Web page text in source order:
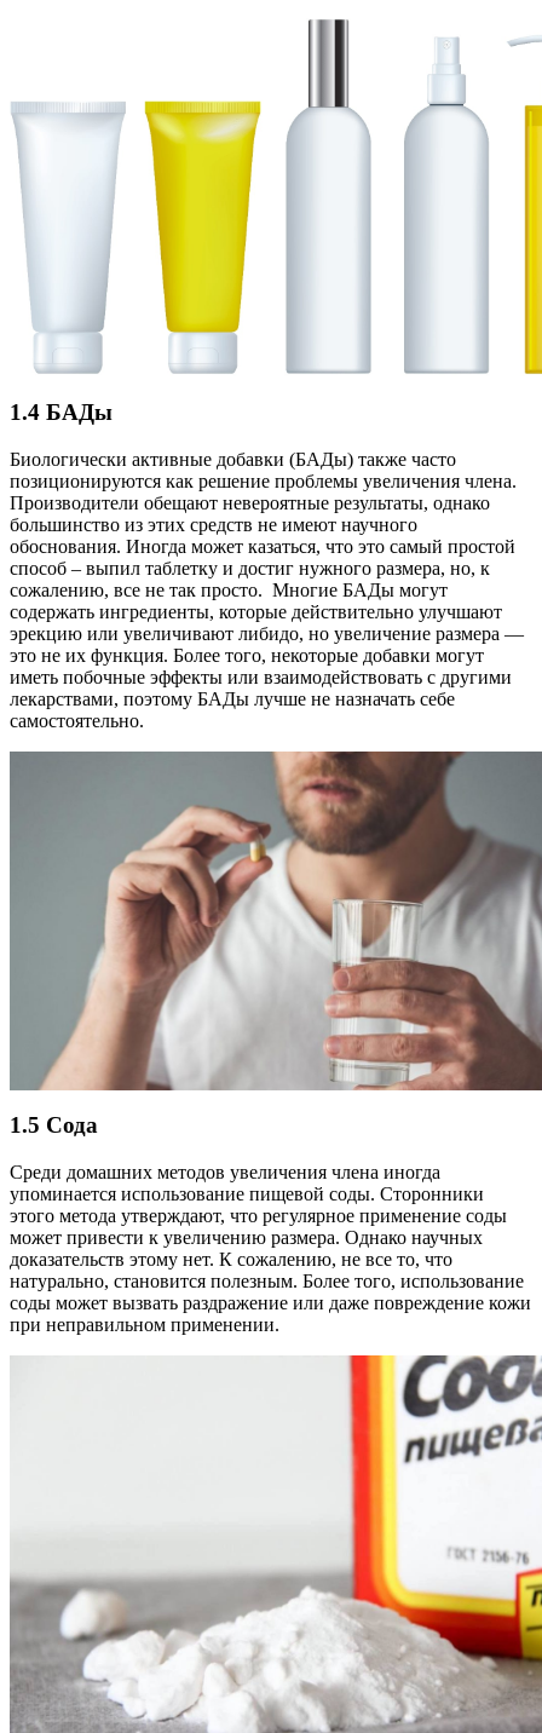
1.4 БАДы
Биологически активные добавки (БАДы) также часто
позиционируются как решение проблемы увеличения члена.
Производители обещают невероятные результаты, однако
большинство из этих средств не имеют научного
обоснования. Иногда может казаться, что это самый простой
способ – выпил таблетку и достиг нужного размера, но, к
сожалению, все не так просто. Многие БАДы могут
содержать ингредиенты, которые действительно улучшают
эрекцию или увеличивают либидо, но увеличение размера —
это не их функция. Более того, некоторые добавки могут
иметь побочные эффекты или взаимодействовать с другими
лекарствами, поэтому БАДы лучше не назначать себе
самостоятельно.
1.5 Сода
Среди домашних методов увеличения члена иногда
упоминается использование пищевой соды. Сторонники
этого метода утверждают, что регулярное применение соды
может привести к увеличению размера. Однако научных
доказательств этому нет. К сожалению, не все то, что
натурально, становится полезным. Более того, использование
соды может вызвать раздражение или даже повреждение кожи
при неправильном применении.